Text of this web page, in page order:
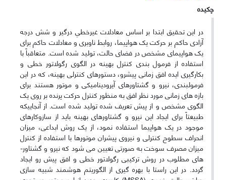
چکیده
در این تحقیق ابتدا بر اساس معادلات غیرخطیِ درگیر و شش درجه
آزادی حاکم بر حرکت یک هواپیما، روابط ناوبری و معادلات حاکم برای
یک هواپیمای مشخص در فضای حالت، تولید شده است. متعاقباً با
استفاده از فرمول­ بندی کنترل بهینه در الگوی رگولاتور خطی و
بکارگیری ایده افق زمانی پیش­رو، دستورهای کنترلی بهینه، که در این
فرمول­بندی، نیرو و گشتاورهای آیرودینامیکی و موتور هستند برای
بازه­ های زمانی مورد نظر افق به منظور کنترل حرکت پرنده بر روی یک
الگوی مشخص و از پیش تعریف شده تولید شده است. از آنجایی­که
طبیعتاً برای ایجاد این نیرو و گشتاورهای بهینه باید از سازوکارهای
موجود در یک هواپیما استفاده نمود، از یک روش ابداعی، میزان
انحراف سطوح کنترلی و نیروی پیشران موتورها با استفاده از کنترل
میزان مصرف سوخت به صورتی تعیین می ­شود که نیرو و گشتاور­
های مطلوب در روش ترکیبی رگولاتور خطی و افق پیش ­رو ایجاد
گردد. در این راستا با بهره­ گیری از الگوریتم هوشمند شبیه­ سازی